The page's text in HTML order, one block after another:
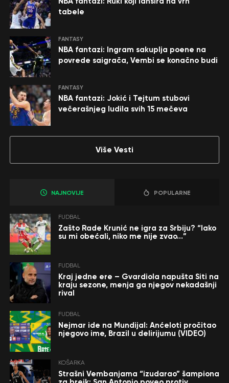
tabele
FANTASY
NBA fantazi: Ingram sakuplja poene na
povrede saigrača, Vembi se konačno budi
FANTASY
NBA fantazi: Jokić i Tejtum stubovi
večerašnjeg ludila svih 15 mečeva
Više Vesti
NAJNOVIJE POPULARNE
FUDBAL
Zašto Rade Krunić ne igra za Srbiju? “Iako
su mi obećali, niko me nije zvao…”
FUDBAL
Kraj jedne ere – Gvardiola napušta Siti na
kraju sezone, menja ga njegov nekadašnji
rival
FUDBAL
Nejmar ide na Mundijal: Anćeloti pročitao
njegovo ime, Brazil u delirijumu (VIDEO)
KOŠARKA
Strašni Vembanjama “izudarao” šampiona